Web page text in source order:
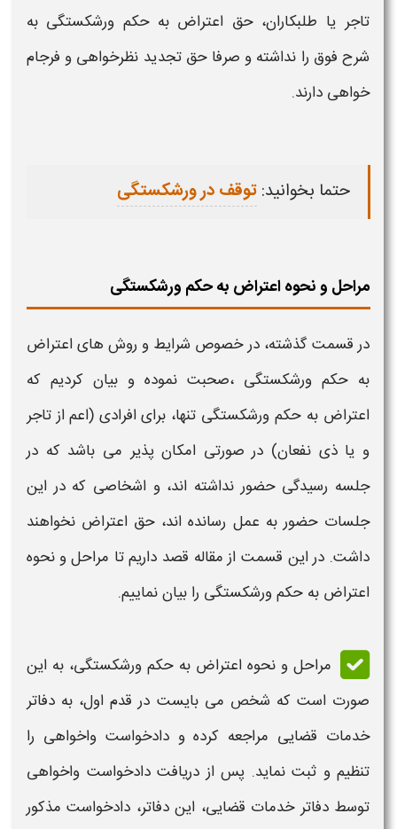
تاجر يا طلبكاران، حق اعتراض به حكم ورشكستگی به
شرح فوق را نداشته و صرفا حق تجديد نظرخواهی و فرجام
خواهی دارند.
حتما بخوانید:توقف در ورشکستگی
مراحل و نحوه اعتراض به حکم ورشکستگی
در قسمت گذشته، در خصوص شرایط و روش هایاعتراض
به حکم ورشکستگی ،صحبت نموده و بیان کردیم که
اعتراض به حکم ورشکستگی تنها، برای افرادی (اعم از تاجر
و یا ذی نفعان) در صورتی امکان پذیر می باشد که در
جلسه رسیدگی حضور نداشته اند، و اشخاصی که در این
جلسات حضور به عمل رسانده اند، حق اعتراض نخواهند
داشت. در این قسمت از مقاله قصد داریم تا مراحلو نحوه
اعتراض به حکمورشکستگی را بیان نماییم.
مراحل و نحوه اعتراض به حکم ورشکستگی، به این
صورت است که شخص می بایست در قدم اول، به دفاتر
خدمات قضایی مراجعه کرده و دادخواست واخواهی را
تنظیم و ثبت نماید. پس از دریافت دادخواست واخواهی
توسط دفاتر خدمات قضایی، این دفاتر، دادخواست مذکور